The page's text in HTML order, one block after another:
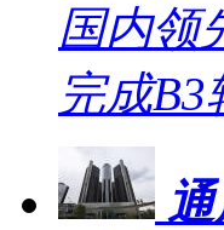
国内领
完成